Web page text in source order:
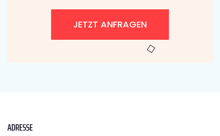
JETZT ANFRAGEN
ADRESSE